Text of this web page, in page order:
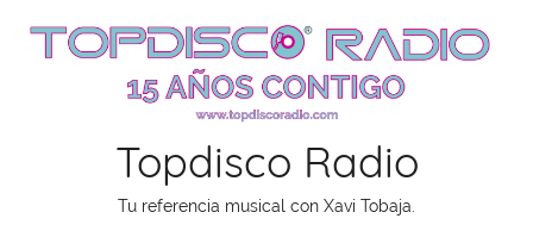
Topdisco Radio
Tu referencia musical con Xavi Tobaja.